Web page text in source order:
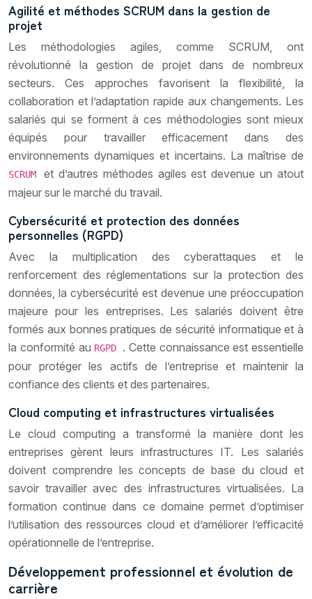
Agilité et méthodes SCRUM dans la gestion de
projet
Les méthodologies agiles, comme SCRUM, ont
révolutionné la gestion de projet dans de nombreux
secteurs. Ces approches favorisent la flexibilité, la
collaboration et l’adaptation rapide aux changements. Les
salariés qui se forment à ces méthodologies sont mieux
équipés pour travailler efficacement dans des
environnements dynamiques et incertains. La maîtrise de
SCRUM et d’autres méthodes agiles est devenue un atout
majeur sur le marché du travail.
Cybersécurité et protection des données
personnelles (RGPD)
Avec la multiplication des cyberattaques et le
renforcement des réglementations sur la protection des
données, la cybersécurité est devenue une préoccupation
majeure pour les entreprises. Les salariés doivent être
formés aux bonnes pratiques de sécurité informatique et à
la conformité au RGPD . Cette connaissance est essentielle
pour protéger les actifs de l’entreprise et maintenir la
confiance des clients et des partenaires.
Cloud computing et infrastructures virtualisées
Le cloud computing a transformé la manière dont les
entreprises gèrent leurs infrastructures IT. Les salariés
doivent comprendre les concepts de base du cloud et
savoir travailler avec des infrastructures virtualisées. La
formation continue dans ce domaine permet d’optimiser
l’utilisation des ressources cloud et d’améliorer l’efficacité
opérationnelle de l’entreprise.
Développement professionnel et évolution de
carrière